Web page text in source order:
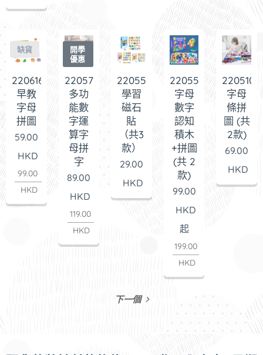
220616
早教
字母
拼圖
缺貨
59.00
HKD
99.00
HKD
220573
多功
能數
字運
算字
母拼
字
開學
優惠
89.00
HKD
119.00
HKD
220555
學習
磁石
貼
（共3
款）
29.00
HKD
220550
字母
數字
認知
積木
+拼圖
(共 2
款)
99.00
HKD
起
199.00
HKD
220510
字母
條拼
圖 (共
2款)
69.00
HKD
下一個